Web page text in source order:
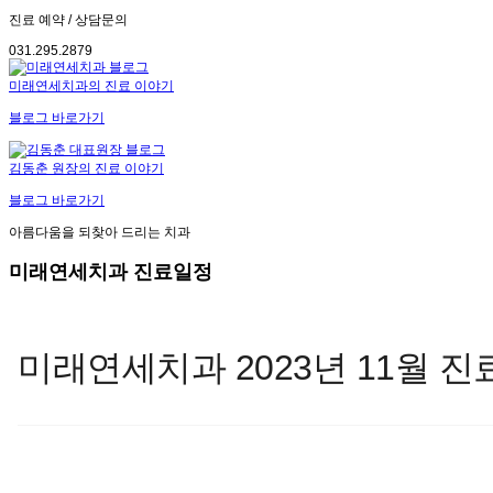
진료 예약 / 상담문의
031.295.2879
미래연세치과의 진료 이야기
블로그 바로가기
김동춘 원장의 진료 이야기
블로그 바로가기
아름다움을 되찾아 드리는 치과
미래연세치과 진료일정
미래연세치과 2023년 11월 진